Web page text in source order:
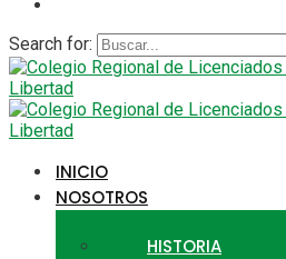
Search for:
INICIO
NOSOTROS
HISTORIA